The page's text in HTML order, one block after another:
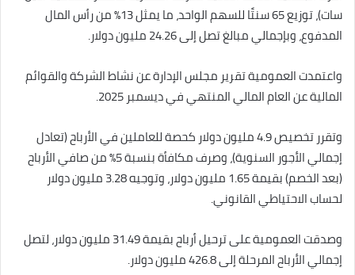
سات)، توزيع 65 سنتًا للسهم الواحد، ما يمثل 13% من رأس المال
المدفوع، وبإجمالي مبالغ تصل إلى 24.26 مليون دولار.
واعتمدت العمومية تقرير مجلس الإدارة عن نشاط الشركة والقوائم
المالية عن العام المالي المنتهي في ديسمبر 2025.
وتقرر تخصيص 4.9 مليون دولار كحصة للعاملين في الأرباح (تعادل
إجمالي الأجور السنوية)، وصرف مكافأة بنسبة 5% من صافي الأرباح
(بعد الخصم) بقيمة 1.65 مليون دولار، وتوجيه 3.28 مليون دولار
لحساب الاحتياطي القانوني.
وصدقت العمومية على ترحيل أرباح بقيمة 31.49 مليون دولار، لتصل
إجمالي الأرباح المرحلة إلى 426.8 مليون دولار.